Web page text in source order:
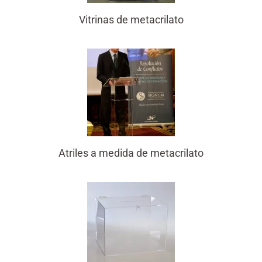
Vitrinas de metacrilato
Atriles a medida de metacrilato